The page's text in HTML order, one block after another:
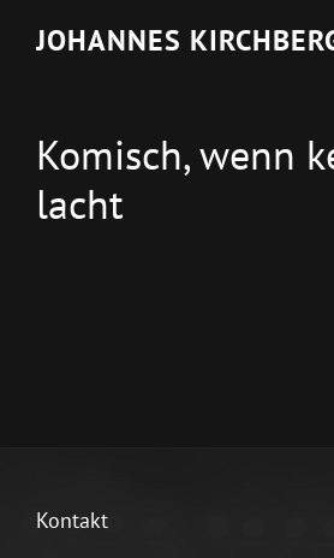
JOHANNES
Komisch, wenn
lacht
Kontakt